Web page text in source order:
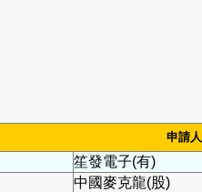
申請人
笙發電子(有)
中國麥克龍(股)